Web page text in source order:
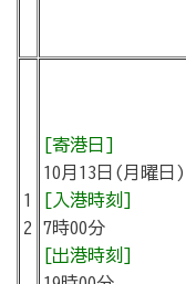
1
2
[寄港日]
10月13日(月曜日)
[入港時刻]
7時00分
[出港時刻]